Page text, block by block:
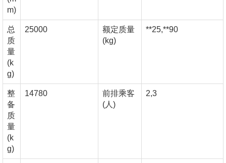
m)
总
质
量
(k
g)
25000
额定质量
(kg)
**25,**90
整
备
质
量
(k
g)
14780
前排乘客
(人)
2,3